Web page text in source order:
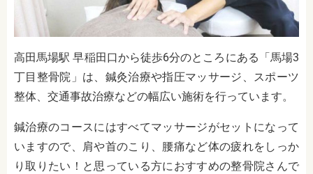
高田馬場駅 早稲田口から徒歩6分のところにある「馬場3
丁目整骨院」は、鍼灸治療や指圧マッサージ、スポーツ
整体、交通事故治療などの幅広い施術を行っています。
鍼治療のコースにはすべてマッサージがセットになって
いますので、肩や首のこり、腰痛など体の疲れをしっか
り取りたい！と思っている方におすすめの整骨院さんで